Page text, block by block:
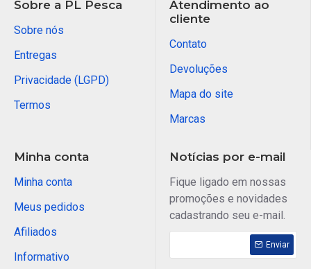
Sobre a PL Pesca
Sobre nós
Entregas
Privacidade (LGPD)
Termos
Atendimento ao
cliente
Contato
Devoluções
Mapa do site
Marcas
Minha conta
Minha conta
Meus pedidos
Afiliados
Informativo
Notícias por e-mail
Fique ligado em nossas
promoções e novidades
cadastrando seu e-mail.
Enviar